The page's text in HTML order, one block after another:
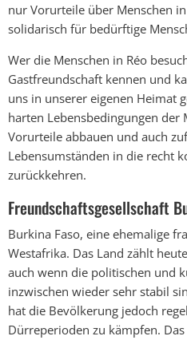
nur Vorurteile über Menschen
solidarisch für bedürftige
Wer die Menschen in Réo
Gastfreundschaft kennen und
uns in unserer eigenen Heimat
harten Lebensbedingungen der
Vorurteile abbauen und auch
Lebensumständen in die recht
zurückkehren.
Freundschaftsgesellschaft
Burkina Faso, eine ehemalige
Westafrika. Das Land zählt
auch wenn die politischen und
inzwischen wieder sehr stabil
hat die Bevölkerung jedoch
Dürreperioden zu kämpfen.